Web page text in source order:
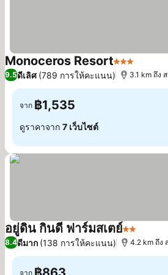
Monoceros Resort3 ดาว
9.5ดีเลิศ (789 การให้คะแนน) 3.1 km ถึง
จาก ฿1,535
ดูราคาจาก 7 เว็บไซต์
อยู่ดิน กินดี ฟาร์มสเตย์2 ดาว
8.4ดีมาก (138 การให้คะแนน) 4.2 km ถึง
จาก